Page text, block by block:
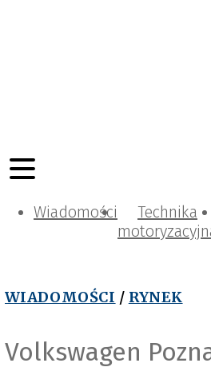
Wiadomości
Technika
WIADOMOŚCI / RYNEK
Volkswagen